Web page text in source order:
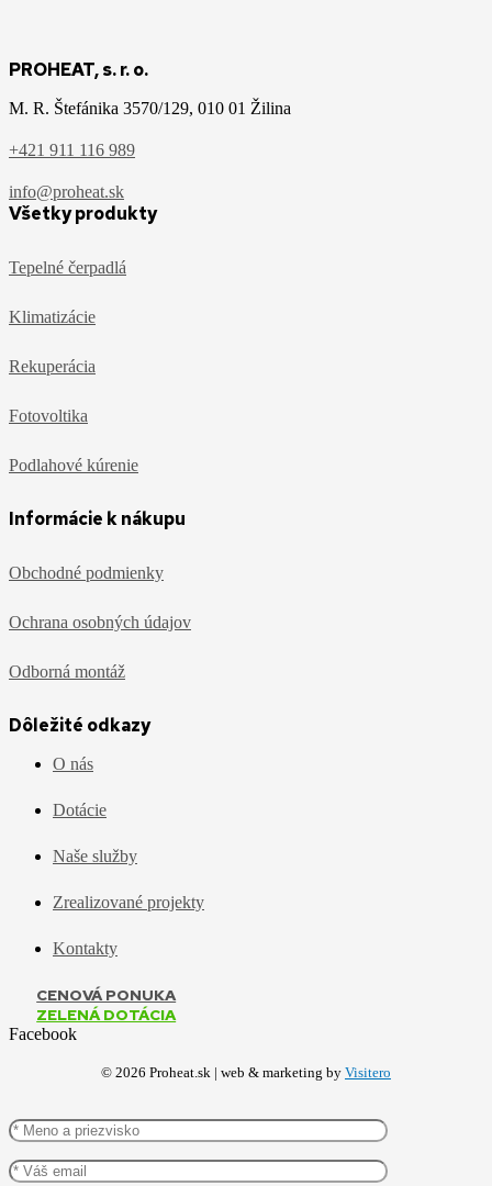
PROHEAT, s. r. o.
M. R. Štefánika 3570/129, 010 01 Žilina
+421 911 116 989
info@proheat.sk
Všetky produkty
Tepelné čerpadlá
Klimatizácie
Rekuperácia
Fotovoltika
Podlahové kúrenie
Informácie k nákupu
Obchodné podmienky
Ochrana osobných údajov
Odborná montáž
Dôležité odkazy
O nás
Dotácie
Naše služby
Zrealizované projekty
Kontakty
CENOVÁ PONUKA
ZELENÁ DOTÁCIA
Facebook
© 2026 Proheat.sk | web & marketing by Visitero